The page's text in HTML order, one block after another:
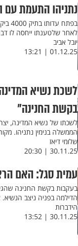
נתניהו התעמת
לאחר שלטענתו ייחסה לו
יובל אביב
01.12.25 | 13:21
לשכת נשיא
בקשת החנינה"
לשכתו של נשיא המדינה,
הממשלה בנימין נתניהו.
שלומי דיאז
30.11.25 | 20:30
עמית סגל: האם
בעקבות בקשת החנינה
הדילמה בפניה ניצב הנשיא.
הידברות
30.11.25 | 13:52